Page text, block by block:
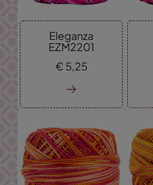
Eleganza
EZM2201
€ 5,25